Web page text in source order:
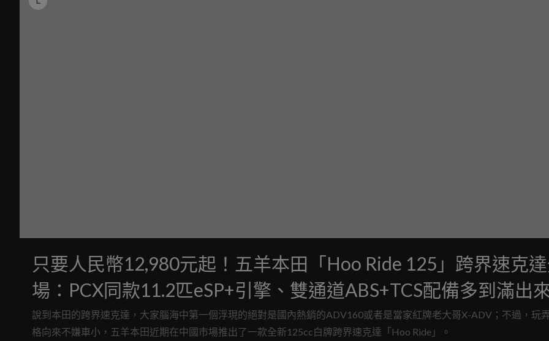
只要人民幣12,980元起！五羊本田「Hoo Ride 125」跨界速克
場：PCX同款11.2匹eSP+引擎、雙通道ABS+TCS配備多到滿出
說到本田的跨界速克達，大家腦海中第一個浮現的絕對是國內熱銷的ADV160或者是當家紅牌老大哥X-ADV；不過，玩
格向來不嫌車小，五羊本田近期在中國市場推出了一款全新125cc白牌跨界速克達「Hoo Ride」。